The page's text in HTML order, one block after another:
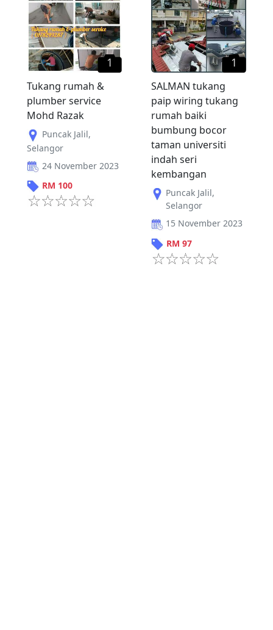
1
Tukang rumah &
plumber service
Mohd Razak
Puncak Jalil,
Selangor
24 November 2023
RM 100
1
SALMAN tukang
paip wiring tukang
rumah baiki
bumbung bocor
taman universiti
indah seri
kembangan
Puncak Jalil,
Selangor
15 November 2023
RM 97